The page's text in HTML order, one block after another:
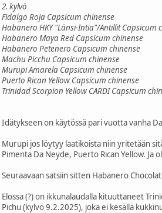
2. kylvö
Fidalgo Roja Capsicum chinense
Habanero HKY "Länsi-Intia"/Antillit Capsicum
Habanero Maya Red Capsicum chinense
Habanero Petenero Capsicum chinense
Machu Picchu Capsicum chinense
Murupi Amarela Capsicum chinense
Puerto Rican Yellow Capsicum chinense
Trinidad Scorpion Yellow CARDI Capsicum
Idätykseen on käytössä pari vuotta vanha
Murupi jos löytyy laatikoista niin yritetään
Pimenta Da Neyde, Puerto Rican Yellow.
Seuraavaan satsiin sitten Habanero
Elossa (?) on ikkunalaudalla kituuttaneet
Pichu (kylvö 9.2.2025), joka ei kesällä